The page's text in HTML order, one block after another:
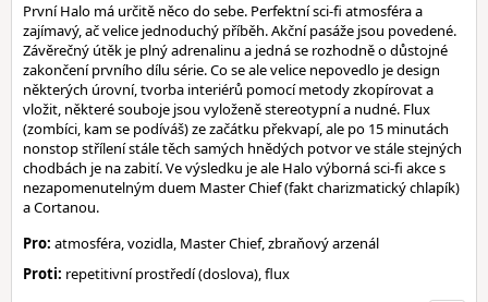
První Halo má určitě něco do sebe. Perfektní sci-fi atmosféra a
zajímavý, ač velice jednoduchý příběh. Akční pasáže jsou povedené.
Závěrečný útěk je plný adrenalinu a jedná se rozhodně o důstojné
zakončení prvního dílu série. Co se ale velice nepovedlo je design
některých úrovní, tvorba interiérů pomocí metody zkopírovat a
vložit, některé souboje jsou vyloženě stereotypní a nudné. Flux
(zombíci, kam se podíváš) ze začátku překvapí, ale po 15 minutách
nonstop střílení stále těch samých hnědých potvor ve stále stejných
chodbách je na zabití. Ve výsledku je ale Halo výborná sci-fi akce s
nezapomenutelným duem Master Chief (fakt charizmatický chlapík)
a Cortanou.
Pro: atmosféra, vozidla, Master Chief, zbraňový arzenál
Proti: repetitivní prostředí (doslova), flux